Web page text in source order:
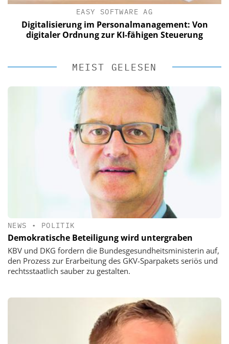
EASY SOFTWARE AG
Digitalisierung im Personalmanagement: Von
digitaler Ordnung zur KI-fähigen Steuerung
MEIST GELESEN
NEWS • POLITIK
Demokratische Beteiligung wird untergraben
KBV und DKG fordern die Bundesgesundheitsministerin auf,
den Prozess zur Erarbeitung des GKV-Sparpakets seriös und
rechtsstaatlich sauber zu gestalten.